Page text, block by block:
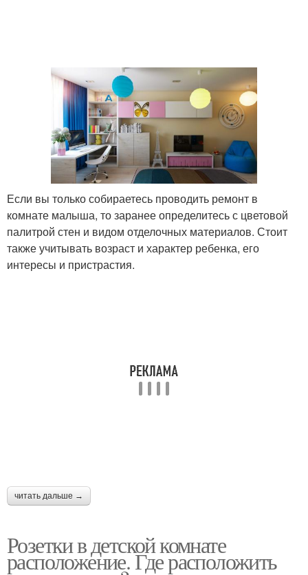
Если вы только собираетесь проводить ремонт в
комнате малыша, то заранее определитесь с цветовой
палитрой стен и видом отделочных материалов. Стоит
также учитывать возраст и характер ребенка, его
интересы и пристрастия.
читать дальше →
Розетки в детской комнате
расположение. Где расположить